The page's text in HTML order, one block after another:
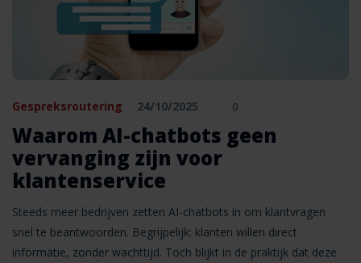
Gespreksroutering 24/10/2025 0
Waarom AI-chatbots geen
vervanging zijn voor
klantenservice
Steeds meer bedrijven zetten AI-chatbots in om klantvragen
snel te beantwoorden. Begrijpelijk: klanten willen direct
informatie, zonder wachttijd. Toch blijkt in de praktijk dat deze